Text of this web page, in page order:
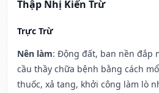
Thập Nhị Kiến Trừ
Trực Trừ
Nên làm: Động đất, ban nền đắp
cầu thầy chữa bệnh bằng cách
thuốc, xả tang, khởi công làm lò